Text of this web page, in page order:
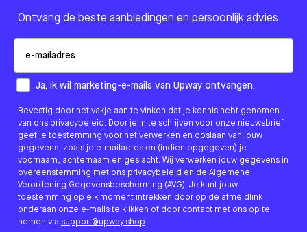
Ontvang de beste aanbiedingen en persoonlijk advies
How would you like to hear from us?
Ja, ik wil marketing-e-mails van Upway ontvangen.
Bevestig door het vakje aan te vinken dat je kennis hebt genomen
van ons privacybeleid. Door je in te schrijven voor onze nieuwsbrief
geef je toestemming voor het verwerken en opslaan van jouw
gegevens, zoals je e-mailadres en (indien opgegeven) je
voornaam, achternaam en geslacht. Wij verwerken jouw gegevens in
overeenstemming met ons privacybeleid en de Algemene
Verordening Gegevensbescherming (AVG). Je kunt jouw
toestemming op elk moment intrekken door op de afmeldlink
onderaan onze e-mails te klikken of door contact met ons op te
nemen via support@upway.shop